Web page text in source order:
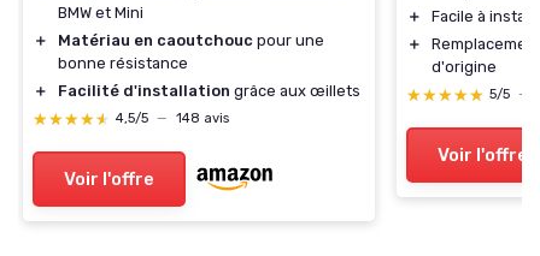
BMW et Mini
＋
Matériau en caoutchouc pour une
bonne résistance
＋
Facilité d'installation grâce aux œillets
★★★★★
★★★★★ 4,5/5 — 148 avis
Voir l'offre
＋
Facile à
＋
d'origine
★★★★★
★★★★★ 5/5 —
Voir l'offre